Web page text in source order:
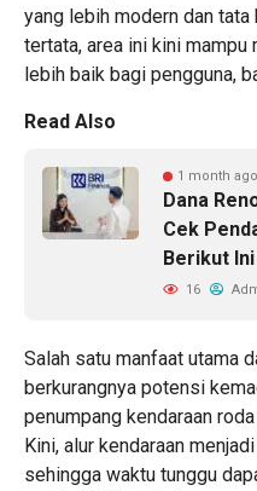
yang lebih modern dan
tertata, area ini kini mampu
lebih baik bagi pengguna,
Read Also
1 month ago
Dana
Cek
Berikut Ini
16
Salah satu manfaat utama
berkurangnya potensi
penumpang kendaraan
Kini, alur kendaraan
sehingga waktu tunggu